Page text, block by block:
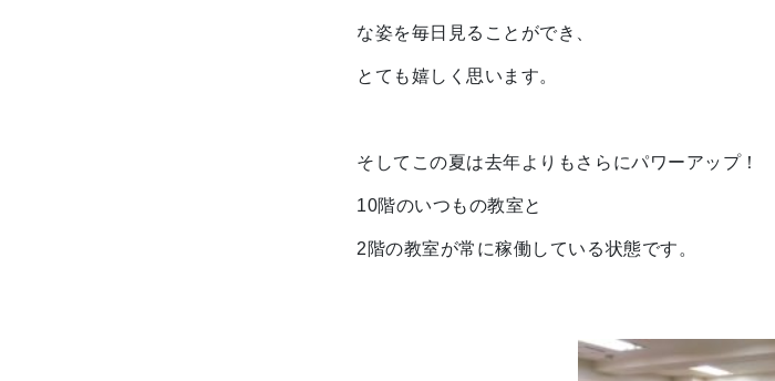
な姿を毎日見ることができ、
とても嬉しく思います。
そしてこの夏は去年よりもさらにパワーアップ！
10階のいつもの教室と
2階の教室が常に稼働している状態です。